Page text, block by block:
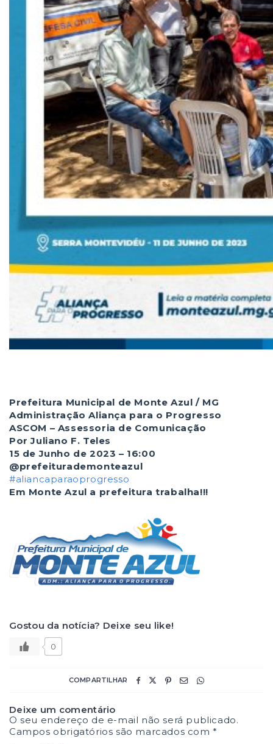
Prefeitura Municipal de Monte Azul / MG
Administração Aliança para o Progresso
ASCOM – Assessoria de Comunicação
Por Juliano F. Teles
15 de Junho de 2023 – 16:00
@prefeiturademonteazul
#aliancaparaoprogresso
Em Monte Azul a prefeitura trabalha!!!
Gostou da notícia? Deixe seu like!
0
COMPARTILHAR
Deixe um comentário
O seu endereço de e-mail não será publicado.
Campos obrigatórios são marcados com*